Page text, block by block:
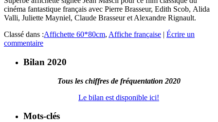
cinéma fantastique français avec Pierre Brasseur, Edith Scob, Alida
Valli, Juliette Mayniel, Claude Brasseur et Alexandre Rignault.
Classé dans :Affichette 60*80cm, Affiche française | Écrire un
commentaire
Bilan 2020
Tous les chiffres de fréquentation 2020
Le bilan est disponible ici!
Mots-clés